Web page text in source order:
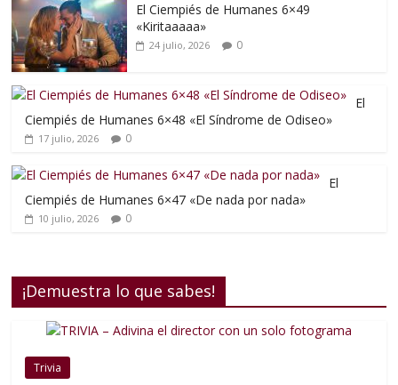
El Ciempiés de Humanes 6×49
«Kiritaaaaa»
24 julio, 2026 0
El
Ciempiés de Humanes 6×48 «El Síndrome de Odiseo»
17 julio, 2026 0
El
Ciempiés de Humanes 6×47 «De nada por nada»
10 julio, 2026 0
¡Demuestra lo que sabes!
Trivia